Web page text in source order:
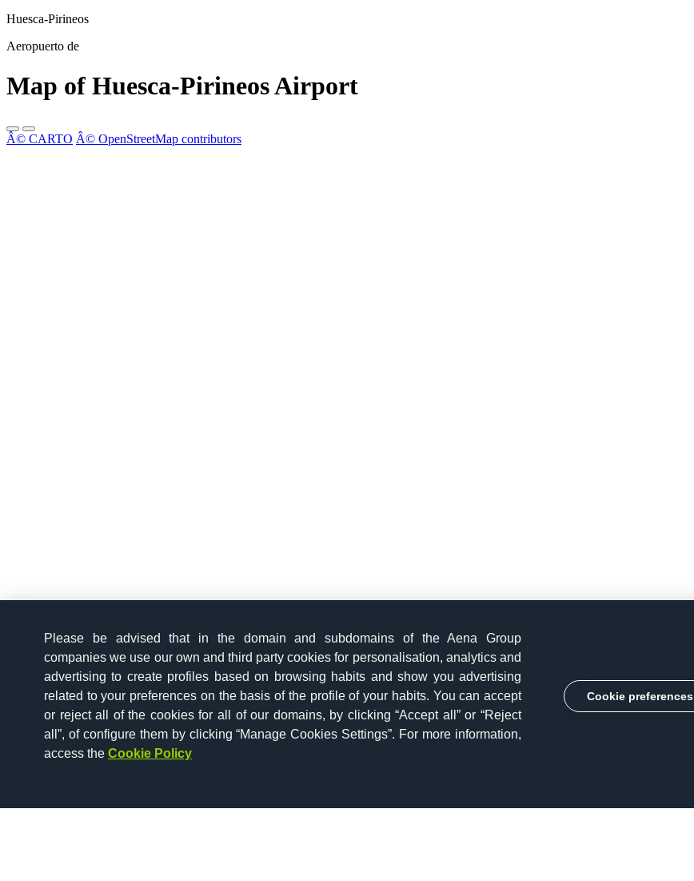
Huesca-Pirineos
Aeropuerto de
Map of Huesca-Pirineos Airport
Â© CARTO Â© OpenStreetMap contributors
Please be advised that in the domain and subdomains of the Aena Group
companies we use our own and third party cookies for personalisation, analytics and
advertising to create profiles based on browsing habits and show you advertising
related to your preferences on the basis of the profile of your habits. You can accept
or reject all of the cookies for all of our domains, by clicking “Accept all” or “Reject
all”, of configure them by clicking “Manage Cookies Settings”. For more information,
access the Cookie Policy
Cookie preferences